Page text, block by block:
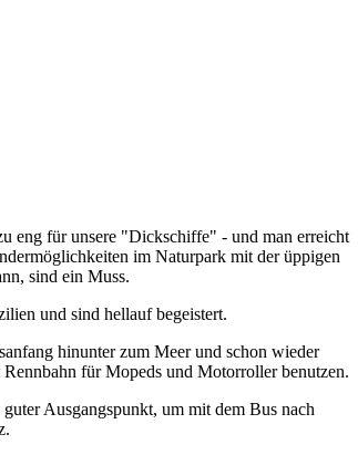
eng für unsere "Dickschiffe" - und man erreicht
im Naturpark mit der üppigen
sind ein Muss.
und sind hellauf begeistert.
hinunter zum Meer und schon wieder
für Mopeds und Motorroller benutzen.
Ausgangspunkt, um mit dem Bus nach